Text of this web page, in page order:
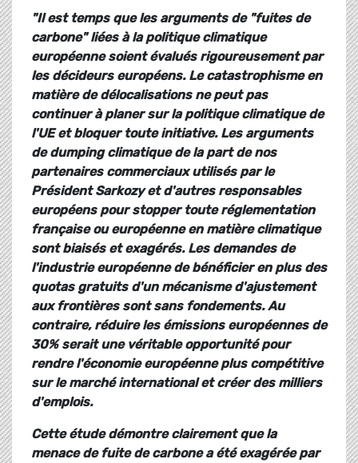
"Il est temps que les arguments de "fuites de
carbone" liées à la politique climatique
européenne soient évalués rigoureusement par
les décideurs européens. Le catastrophisme en
matière de délocalisations ne peut pas
continuer à planer sur la politique climatique de
l'UE et bloquer toute initiative. Les arguments
de dumping climatique de la part de nos
partenaires commerciaux utilisés par le
Président Sarkozy et d'autres responsables
européens pour stopper toute réglementation
française ou européenne en matière climatique
sont biaisés et exagérés. Les demandes de
l'industrie européenne de bénéficier en plus des
quotas gratuits d'un mécanisme d'ajustement
aux frontières sont sans fondements. Au
contraire, réduire les émissions européennes de
30% serait une véritable opportunité pour
rendre l'économie européenne plus compétitive
sur le marché international et créer des milliers
d'emplois.
Cette étude démontre clairement que la
menace de fuite de carbone a été exagérée par